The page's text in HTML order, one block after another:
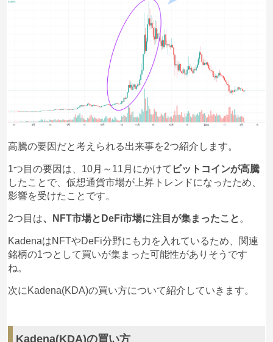
高騰の要因だと考えられる出来事を2つ紹介します。
1つ目の要因は、10月～11月にかけて ビットコインが高騰
したことで、仮想通貨市場が上昇トレンドになったため、
影響を受けたことです。
2つ目は、NFT市場とDeFi市場に注目が集まったこと 。
KadenaはNFTやDeFi分野にも力を入れているため、関連
銘柄の1つとして買いが集まった可能性がありそうです
ね。
次にKadena(KDA)の買い方について紹介していきます。
Kadena(KDA)の買い方